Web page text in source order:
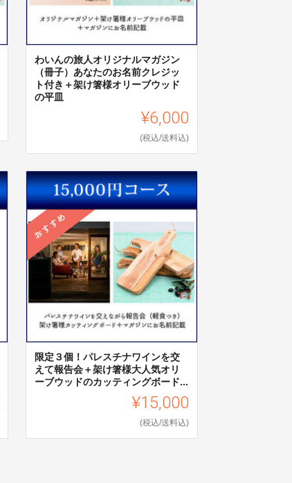
わいんの旅人オリジナルマガジン
（冊子）あなたのお名前クレジッ
ト付き＋架け箸様オリーブウッド
の平皿
¥6,000
(税込/送料込)
限定３個！パレスチナワインを交
えて報告会＋架け箸様大人気オリ
ーブウッドのカッティングボード...
¥15,000
(税込/送料込)